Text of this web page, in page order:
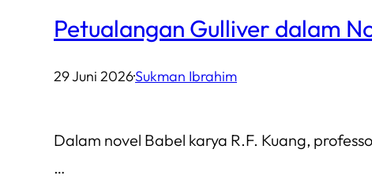
Petualangan Gulliver dalam
29 Juni 2026·Sukman Ibrahim
Dalam novel Babel karya R.F. Kuang,
…